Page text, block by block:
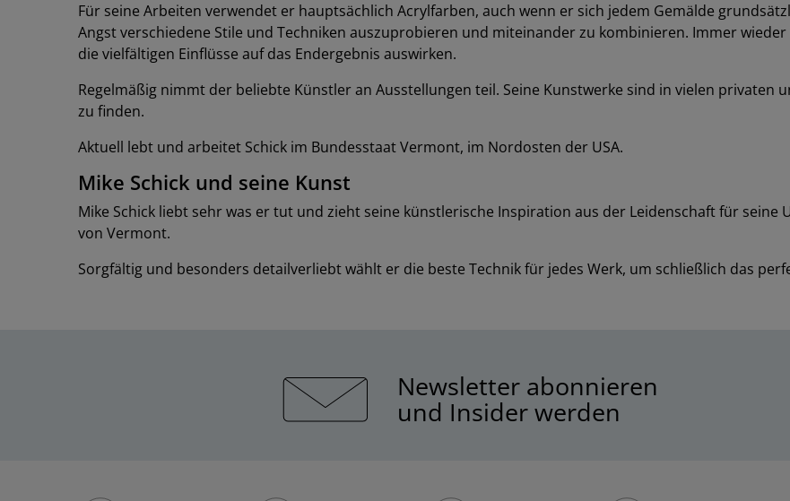
Für seine Arbeiten verwendet er hauptsächlich Acrylfarben, auch wenn er sich jedem Gemälde
Angst verschiedene Stile und Techniken auszuprobieren und miteinander zu kombinieren. Immer
die vielfältigen Einflüsse auf das Endergebnis auswirken.
Regelmäßig nimmt der beliebte Künstler an Ausstellungen teil. Seine Kunstwerke sind in vielen privaten
zu finden.
Aktuell lebt und arbeitet Schick im Bundesstaat Vermont, im Nordosten der USA.
Mike Schick und seine Kunst
Mike Schick liebt sehr was er tut und zieht seine künstlerische Inspiration aus der Leidenschaft für seine
von Vermont.
Sorgfältig und besonders detailverliebt wählt er die beste Technik für jedes Werk, um schließlich das
Newsletter abonnieren
und Insider werden